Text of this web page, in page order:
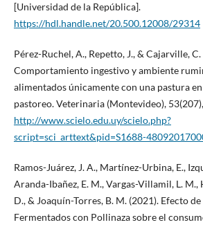
[Universidad de la República].
https://hdl.handle.net/20.500.12008/29314
Pérez-Ruchel, A., Repetto, J., & Cajarville,
Comportamiento ingestivo y ambiente
alimentados únicamente con una pastura
pastoreo. Veterinaria (Montevideo),
http://www.scielo.edu.uy/scielo.php?
script=sci_arttext&pid=S1688-
Ramos-Juárez, J. A., Martínez-Urbina, E.,
Aranda-Ibañez, E. M., Vargas-Villamil, L. M.,
D., & Joaquín-Torres, B. M. (2021). Efecto
Fermentados con Pollinaza sobre el